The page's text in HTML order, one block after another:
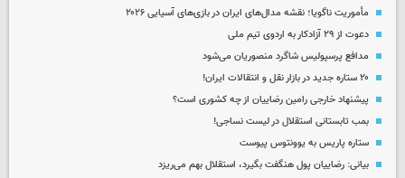
مأموریت ناگویا؛ نقشه مدال‌های ایران در بازی‌های آسیایی ۲۰۲۶
دعوت از ۲۹ آزادکار به اردوی تیم ملی
مدافع پرسپولیس شاگرد منصوریان می‌شود
۲۰ ستاره جدید در بازار نقل و انتقالات ایران!
پیشنهاد خارجی رامین رضاییان از چه کشوری است؟
بمب تابستانی استقلال در لیست نساجی!
ستاره پاریس به یوونتوس پیوست
بیانی: رضاییان پول هنگفت بگیرد، استقلال بهم می‌ریزد